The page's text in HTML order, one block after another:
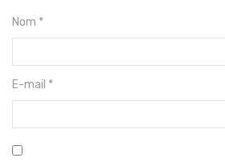
Nom *
E-mail *